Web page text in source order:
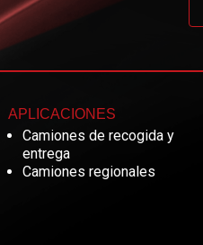
APLICACIONES
Camiones de recogida y
entrega
Camiones regionales